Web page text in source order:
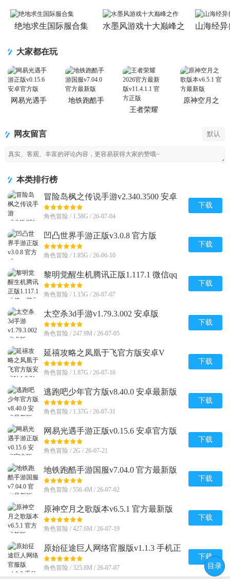
绝地求生国际服合集
水墨风游戏十大巅峰之
山海经
大家都在玩
网易光遇手
地铁跑酷手
王者荣耀
原神空月之
网友留言 默认
本类排行榜
冒险岛枫之传说手游v2.340.3500 安卓
最新版
角色冒险 / 1.58G / 26-07-04
下载
凹凸世界手游正版v3.0.8 官方版
角色冒险 / 1.85G / 26-06-10
下载
黎明觉醒生机腾讯正版1.117.1 微信qq
登录版
角色冒险 / 1.15G / 26-07-07
下载
太空杀3d手游v1.79.3.002 安卓版
角色冒险 / 247.9M / 26-07-05
下载
延禧攻略之凤凰于飞官方版安卓V
1.0.31最新版
角色冒险 / 1.87G / 26-07-16
下载
逃跑吧少年官方版v8.40.0 安卓最新版
角色冒险 / 1.37G / 26-07-31
下载
网易光遇手游正版v0.15.6 安卓官方版
角色冒险 / 2G / 26-07-21
下载
地铁跑酷手游国服v7.04.0 官方最新版
角色冒险 / 556.4M / 26-07-02
下载
原神空月之歌版本v6.5.1 官方最新版
角色冒险 / 427.6M / 26-07-19
下载
原始征途巨人网络官服版v1.1.3 手机正
版
角色冒险 / 325.8M / 26-07-07
下载
目录